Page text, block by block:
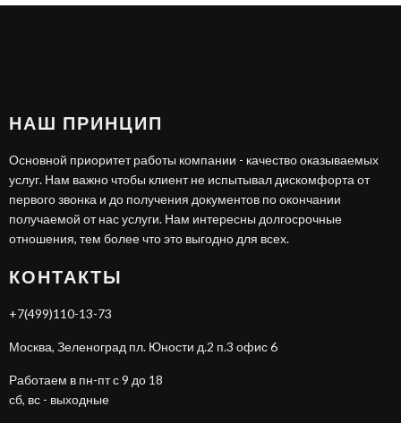
НАШ ПРИНЦИП
Основной приоритет работы компании - качество оказываемых
услуг. Нам важно чтобы клиент не испытывал дискомфорта от
первого звонка и до получения документов по окончании
получаемой от нас услуги. Нам интересны долгосрочные
отношения, тем более что это выгодно для всех.
КОНТАКТЫ
+7(499)110-13-73
Москва, Зеленоград пл. Юности д.2 п.3 офис 6
Работаем в пн-пт с 9 до 18
сб, вс - выходные